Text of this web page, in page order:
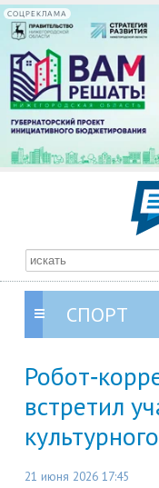
СОЦРЕКЛАМА
СПОРТ
встретил
21 июня 2026 17:45